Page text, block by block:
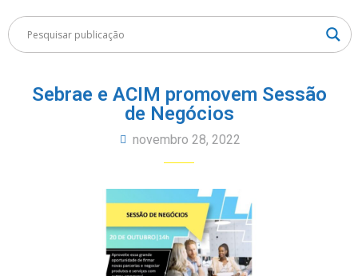
Sebrae e ACIM promovem Sessão
de Negócios
novembro 28, 2022